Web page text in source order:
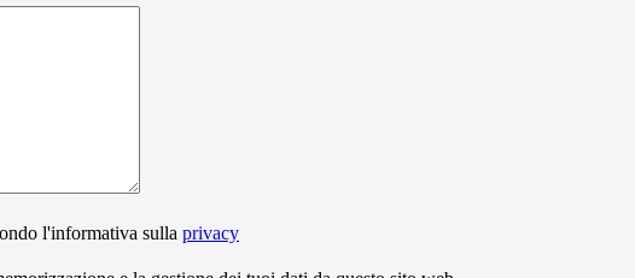
l'informativa sulla privacy